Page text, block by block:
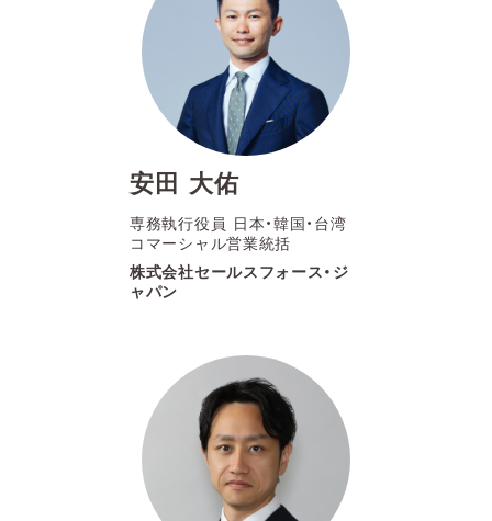
安田 大佑
専務執行役員 日本・韓国・台湾
コマーシャル営業統括
株式会社セールスフォース・ジ
ャパン